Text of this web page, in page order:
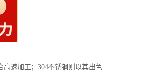
高速加工；304不锈钢则以其出色